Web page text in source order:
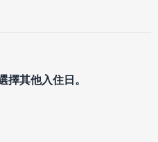
擇其他入住日。